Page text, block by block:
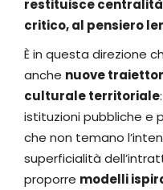
restituisce
critico, al pensiero
È in questa direzione
anche nuove
culturale territoriale
istituzioni pubbliche e
che non temano
superficialità
proporre modelli